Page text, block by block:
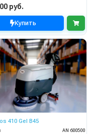
руб.
Купить
410 Gel B45
AN 600500